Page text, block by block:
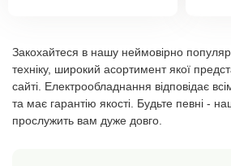
нагрівання/
розігріванняВипікання/
розморожування
хлібаНегайне
переривання роботи до
індикатор Можна
зберігати вертикально
Запобіжний
термозапобіжник
Автоматичний
індикатором випікання
та закритими петлями
— нічого не потрапляє
всередину.
Антипригарна поверхня
-
а
Закохайтеся в нашу неймовірно
техніку, широкий асортимент якої
сайті. Електрообладнання відповідає
та має гарантію якості. Будьте певні -
прослужить вам дуже довго.